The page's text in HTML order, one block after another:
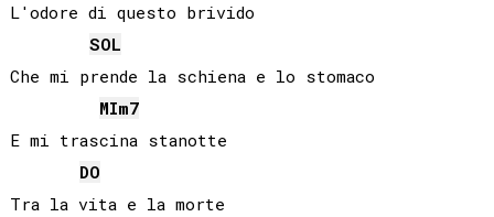
L'odore di questo brivido
SOL
Che mi prende la schiena e lo stomaco
MIm7
E mi trascina stanotte
DO
Tra la vita e la morte